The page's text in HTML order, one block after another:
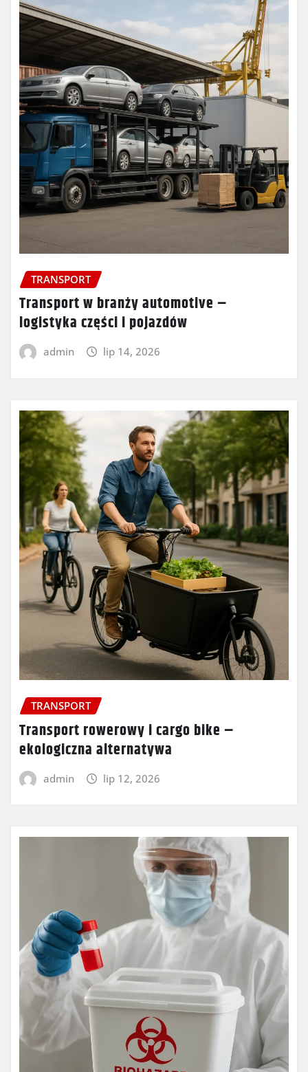
TRANSPORT
Transport w branży automotive –
logistyka części i pojazdów
admin lip 14, 2026
TRANSPORT
Transport rowerowy i cargo bike –
ekologiczna alternatywa
admin lip 12, 2026